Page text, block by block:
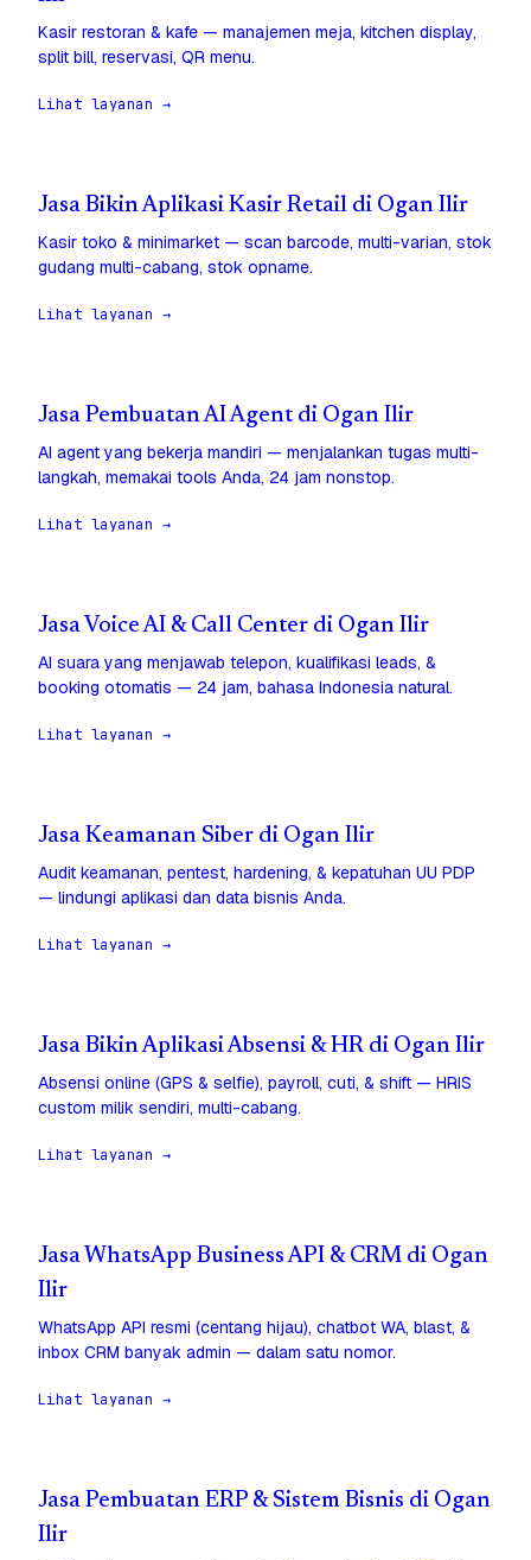
Kasir restoran & kafe — manajemen meja, kitchen display,
split bill, reservasi, QR menu.
Lihat layanan →
Jasa Bikin Aplikasi Kasir Retail di Ogan Ilir
Kasir toko & minimarket — scan barcode, multi-varian, stok
gudang multi-cabang, stok opname.
Lihat layanan →
Jasa Pembuatan AI Agent di Ogan Ilir
AI agent yang bekerja mandiri — menjalankan tugas multi-
langkah, memakai tools Anda, 24 jam nonstop.
Lihat layanan →
Jasa Voice AI & Call Center di Ogan Ilir
AI suara yang menjawab telepon, kualifikasi leads, &
booking otomatis — 24 jam, bahasa Indonesia natural.
Lihat layanan →
Jasa Keamanan Siber di Ogan Ilir
Audit keamanan, pentest, hardening, & kepatuhan UU PDP
— lindungi aplikasi dan data bisnis Anda.
Lihat layanan →
Jasa Bikin Aplikasi Absensi & HR di Ogan Ilir
Absensi online (GPS & selfie), payroll, cuti, & shift — HRIS
custom milik sendiri, multi-cabang.
Lihat layanan →
Jasa WhatsApp Business API & CRM di Ogan
Ilir
WhatsApp API resmi (centang hijau), chatbot WA, blast, &
inbox CRM banyak admin — dalam satu nomor.
Lihat layanan →
Jasa Pembuatan ERP & Sistem Bisnis di Ogan
Ilir